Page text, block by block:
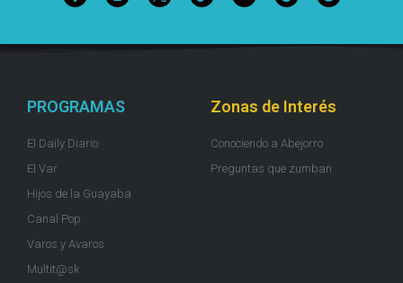
PROGRAMAS
El Daily Diario
El Var
Hijos de la Guayaba
Canal Pop
Varos y Avaros
Multit@sk
Zonas de Interés
Conociendo a Abejorro
Preguntas que zumban